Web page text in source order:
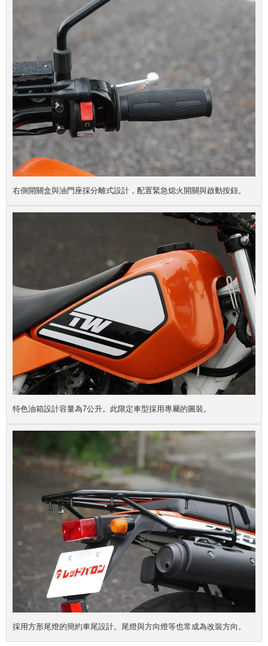
右側開關盒與油門座採分離式設計，配置緊急熄火開關與啟動按鈕。
特色油箱設計容量為7公升。此限定車型採用專屬的圖裝。
採用方形尾燈的簡約車尾設計。尾燈與方向燈等也常成為改裝方向。